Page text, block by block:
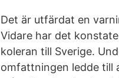
Det är utfärdat en
Vidare har det
koleran till Sverige.
omfattningen ledde till